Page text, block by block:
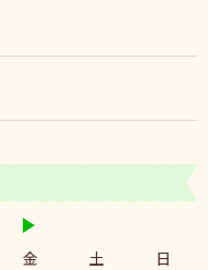
金 土 日